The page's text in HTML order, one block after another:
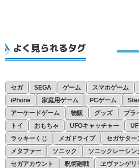
よく見られるタグ
セガ SEGA ゲーム スマホゲーム
iPhone
家庭用ゲーム PCゲーム
アーケードゲーム
物販 グッズ プラ
トイ
おもちゃ UFOキャッチャー
ラッキーくじ
メガドライブ セガサター
メタファー
ソニック ソニックレーシン
セガアカウント
呪術廻戦
ヱヴァンゲリ